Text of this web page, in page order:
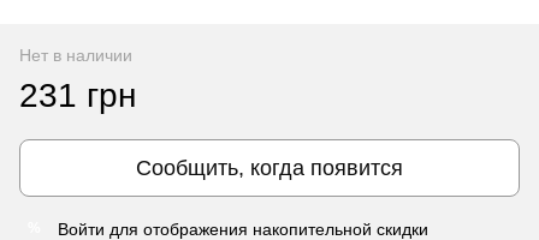
Нет в наличии
231 грн
Сообщить, когда появится
Войти для отображения накопительной скидки